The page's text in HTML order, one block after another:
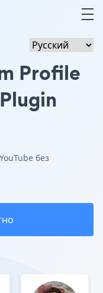
Profile
Plugin
без